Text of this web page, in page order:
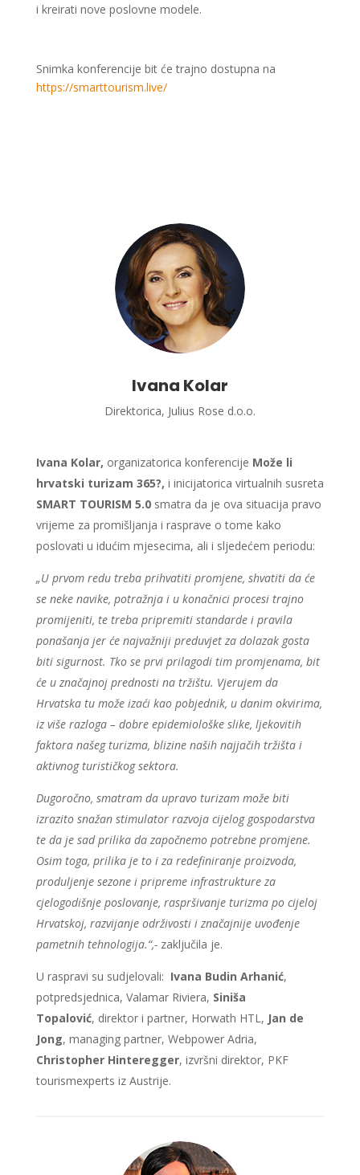
i kreirati nove poslovne modele.
Snimka konferencije bit će trajno dostupna na
https://smarttourism.live/
Ivana Kolar
Direktorica, Julius Rose d.o.o.
Ivana Kolar, organizatorica konferencije Može li
hrvatski turizam 365?, i inicijatorica virtualnih susreta
SMART TOURISM 5.0 smatra da je ova situacija pravo
vrijeme za promišljanja i rasprave o tome kako
poslovati u idućim mjesecima, ali i sljedećem periodu:
„U prvom redu treba prihvatiti promjene, shvatiti da će
se neke navike, potražnja i u konačnici procesi trajno
promijeniti, te treba pripremiti standarde i pravila
ponašanja jer će najvažniji preduvjet za dolazak gosta
biti sigurnost. Tko se prvi prilagodi tim promjenama, bit
će u značajnoj prednosti na tržištu. Vjerujem da
Hrvatska tu može izaći kao pobjednik, u danim okvirima,
iz više razloga – dobre epidemiološke slike, ljekovitih
faktora našeg turizma, blizine naših najjačih tržišta i
aktivnog turističkog sektora.
Dugoročno, smatram da upravo turizam može biti
izrazito snažan stimulator razvoja cijelog gospodarstva
te da je sad prilika da započnemo potrebne promjene.
Osim toga, prilika je to i za redefiniranje proizvoda,
produljenje sezone i pripreme infrastrukture za
cjelogodišnje poslovanje, raspršivanje turizma po cijeloj
Hrvatskoj, razvijanje održivosti i značajnije uvođenje
pametnih tehnologija.“,-zaključila je.
U raspravi su sudjelovali: Ivana Budin Arhanić,
potpredsjednica, Valamar Riviera, Siniša
Topalović, direktor i partner, Horwath HTL, Jan de
Jong, managing partner, Webpower Adria,
Christopher Hinteregger, izvršni direktor, PKF
tourismexperts iz Austrije.